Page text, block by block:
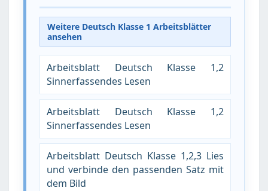
Weitere Deutsch Klasse 1 Arbeitsblätter
ansehen
Arbeitsblatt Deutsch Klasse 1,2
Sinnerfassendes Lesen
Arbeitsblatt Deutsch Klasse 1,2
Sinnerfassendes Lesen
Arbeitsblatt Deutsch Klasse 1,2,3 Lies
und verbinde den passenden Satz mit
dem Bild